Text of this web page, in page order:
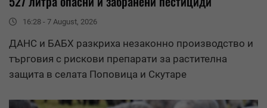
16:28 - 7 August, 2026
ДАНС и БАБХ разкриха незаконно производство и
търговия с рискови препарати за растителна
защита в селата Поповица и Скутаре